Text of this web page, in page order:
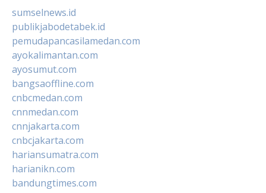
sumselnews.id
publikjabodetabek.id
pemudapancasilamedan.com
ayokalimantan.com
ayosumut.com
bangsaoffline.com
cnbcmedan.com
cnnmedan.com
cnnjakarta.com
cnbcjakarta.com
hariansumatra.com
harianikn.com
bandungtimes.com